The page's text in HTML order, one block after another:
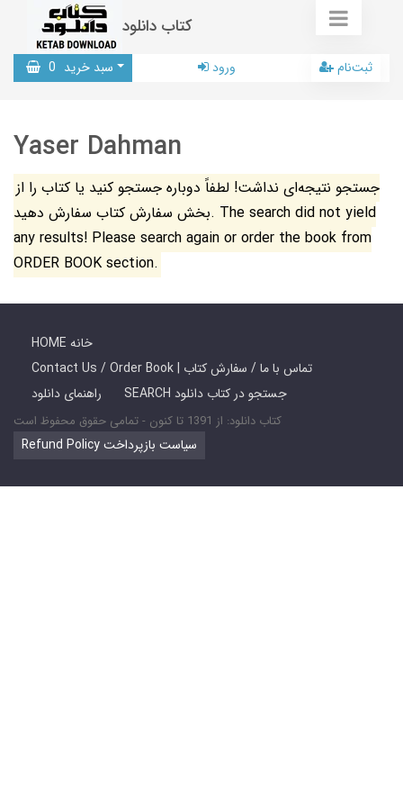
کتاب دانلود
سبد خرید 0 ورود ثبت‌نام
Yaser Dahman
جستجو نتیجه‌ای نداشت! لطفاً دوباره جستجو کنید یا کتاب را از
بخش سفارش کتاب سفارش دهید. The search did not yield
any results! Please search again or order the book from
ORDER BOOK section.
HOME خانه
Contact Us / Order Book | تماس با ما / سفارش کتاب
راهنمای دانلود
SEARCH جستجو در کتاب دانلود
کتاب دانلود: از 1391 تا کنون - تمامی حقوق محفوظ است
Refund Policy سیاست بازپرداخت